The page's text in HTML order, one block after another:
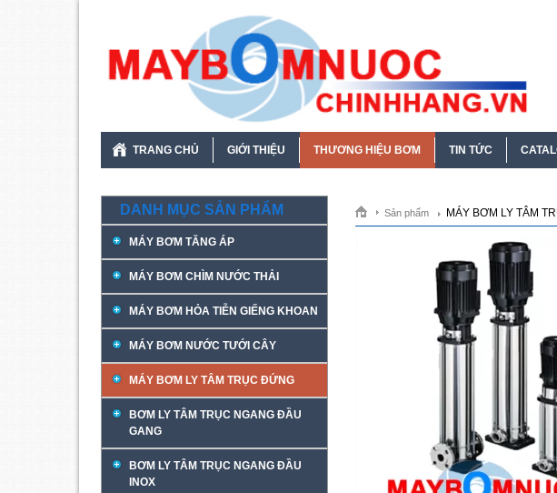
TRANG CHỦ GIỚI THIỆU THƯƠNG HIỆU BƠM TIN TỨC
DANH MỤC SẢN PHẨM
MÁY BƠM TĂNG ÁP
MÁY BƠM CHÌM NƯỚC THẢI
MÁY BƠM HỎA TIỄN GIẾNG KHOAN
MÁY BƠM NƯỚC TƯỚI CÂY
MÁY BƠM LY TÂM TRỤC ĐỨNG
BƠM LY TÂM TRỤC NGANG ĐẦU
GANG
BƠM LY TÂM TRỤC NGANG ĐẦU
INOX
Sản phẩm MÁY BƠM LY TÂM